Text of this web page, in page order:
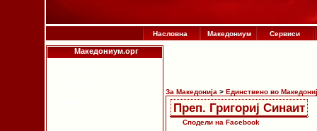
Насловна Македониум Сервиси
Македониум.орг
За Македонија > Единствено во
Преп. Григориј Синаит
Сподели на Facebook